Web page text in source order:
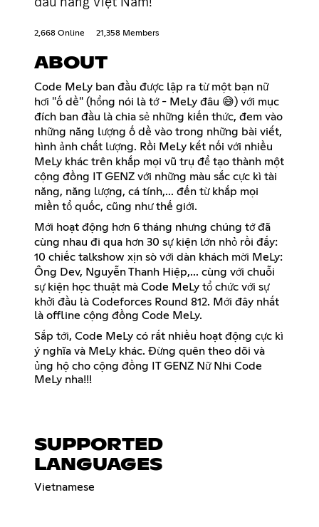
2,668 Online 21,358 Members
ABOUT
Code MeLy ban đầu được lập ra từ một bạn nữ
hơi "ố dề" (hổng nói là tớ - MeLy đâu 😅) với mục
đích ban đầu là chia sẻ những kiến thức, đem vào
những năng lượng ố dề vào trong những bài viết,
hình ảnh chất lượng. Rồi MeLy kết nối với nhiều
MeLy khác trên khắp mọi vũ trụ để tạo thành một
cộng đồng IT GENZ với những màu sắc cực kì tài
năng, năng lượng, cá tính,... đến từ khắp mọi
miền tổ quốc, cũng như thế giới.
Mới hoạt động hơn 6 tháng nhưng chúng tớ đã
cùng nhau đi qua hơn 30 sự kiện lớn nhỏ rồi đấy:
10 chiếc talkshow xịn sò với dàn khách mời MeLy:
Ông Dev, Nguyễn Thanh Hiệp,... cùng với chuỗi
sự kiện học thuật mà Code MeLy tổ chức với sự
khởi đầu là Codeforces Round 812. Mới đây nhất
là offline cộng đồng Code MeLy.
Sắp tới, Code MeLy có rất nhiều hoạt động cực kì
ý nghĩa và MeLy khác. Đừng quên theo dõi và
ủng hộ cho cộng đồng IT GENZ Nữ Nhi Code
MeLy nha!!!
SUPPORTED
LANGUAGES
Vietnamese